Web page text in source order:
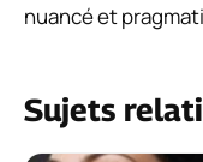
nuancé et
Sujets